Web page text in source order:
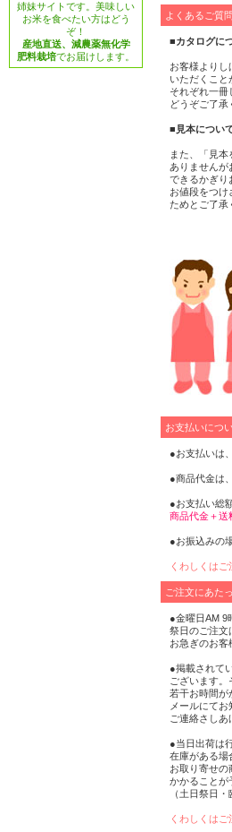
姉妹サイトです。美味しい
お米を食べたい方はどう
ぞ！
産地直送、減農薬無化学
肥料栽培でお届けします。
よくあるご質
■カタログに
お客様よりし
いただくこと
それぞれ一冊
どうぞご了承
■見本につい
また、「見
ありませんが
できるかぎり
お値段をつけ
ためとご了承
お支払いにつ
●お支払いは、
●商品代金は
●お支払い総
商品代金＋送
●お振込みの
くわしくはご
ご注文にあた
●金曜日AM 9
祭日のご注文
お急ぎのお客
●掲載されて
ございます
若干お時間が
メールにて
ご連絡さしあ
●当日出荷は
在庫がある場
お取り寄せの
かかることが
（土日祭日
くわしくはご